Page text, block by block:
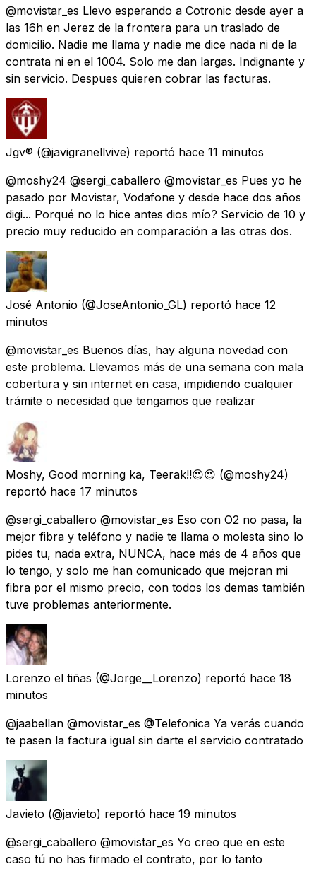
@movistar_es Llevo esperando a Cotronic desde ayer a
las 16h en Jerez de la frontera para un traslado de
domicilio. Nadie me llama y nadie me dice nada ni de la
contrata ni en el 1004. Solo me dan largas. Indignante y
sin servicio. Despues quieren cobrar las facturas.
Jgv® (@javigranellvive) reportó hace 11 minutos
@moshy24 @sergi_caballero @movistar_es Pues yo he
pasado por Movistar, Vodafone y desde hace dos años
digi... Porqué no lo hice antes dios mío? Servicio de 10 y
precio muy reducido en comparación a las otras dos.
José Antonio (@JoseAntonio_GL) reportó hace 12
minutos
@movistar_es Buenos días, hay alguna novedad con
este problema. Llevamos más de una semana con mala
cobertura y sin internet en casa, impidiendo cualquier
trámite o necesidad que tengamos que realizar
Moshy, Good morning ka, Teerak!!😍😍 (@moshy24)
reportó hace 17 minutos
@sergi_caballero @movistar_es Eso con O2 no pasa, la
mejor fibra y teléfono y nadie te llama o molesta sino lo
pides tu, nada extra, NUNCA, hace más de 4 años que
lo tengo, y solo me han comunicado que mejoran mi
fibra por el mismo precio, con todos los demas también
tuve problemas anteriormente.
Lorenzo el tiñas (@Jorge__Lorenzo) reportó hace 18
minutos
@jaabellan @movistar_es @Telefonica Ya verás cuando
te pasen la factura igual sin darte el servicio contratado
Javieto (@javieto) reportó hace 19 minutos
@sergi_caballero @movistar_es Yo creo que en este
caso tú no has firmado el contrato, por lo tanto